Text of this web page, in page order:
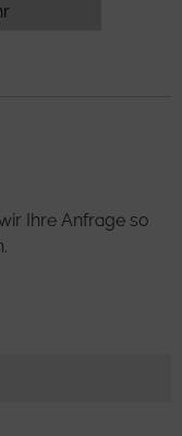
Ihre Anfrage so